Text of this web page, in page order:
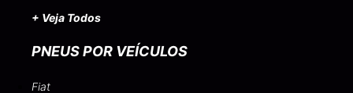
+ Veja Todos
PNEUS POR VEÍCULOS
Fiat